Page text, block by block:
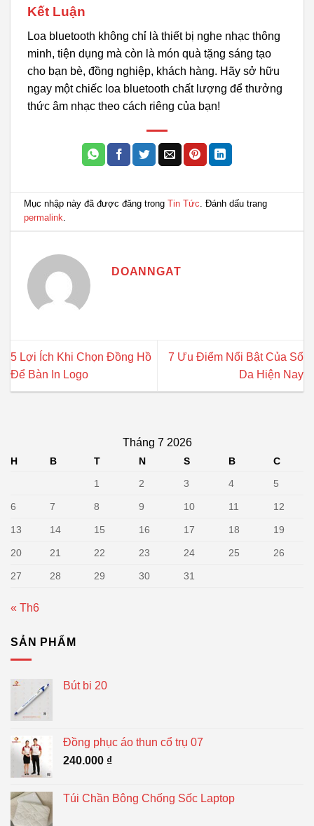
Kết Luận
Loa bluetooth không chỉ là thiết bị nghe nhạc thông
minh, tiện dụng mà còn là món quà tặng sáng tạo
cho bạn bè, đồng nghiệp, khách hàng. Hãy sở hữu
ngay một chiếc loa bluetooth chất lượng để thưởng
thức âm nhạc theo cách riêng của bạn!
Mục nhập này đã được đăng trongTin Tức. Đánh dấu trang
permalink.
DOANNGAT
5 Lợi Ích Khi Chọn Đồng Hồ
Để Bàn In Logo
7 Ưu Điểm Nổi Bật Của Sổ
Da Hiện Nay
Tháng 7 2026
H B T N S B
C
1
2 3 4 5
6 7 8 9 10 11 12
13 14 15 16 17 18 19
20 21 22 23 24 25 26
27 28 29 30 31
« Th6
SẢN PHẨM
Bút bi 20
Đồng phục áo thun cổ trụ 07
240.000 ₫
Túi Chần Bông Chống Sốc Laptop